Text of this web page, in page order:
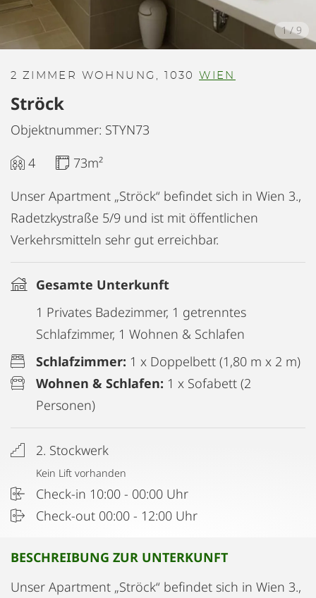
1/9
2 ZIMMER WOHNUNG, 1030 WIEN
Ströck
Objektnummer: STYN73
4
73m²
Unser Apartment „Ströck“ befindet sich in Wien 3.,
Radetzkystraße 5/9 und ist mit öffentlichen
Verkehrsmitteln sehr gut erreichbar.
Gesamte Unterkunft
1 Privates Badezimmer, 1 getrenntes
Schlafzimmer, 1 Wohnen & Schlafen
Schlafzimmer: 1 x Doppelbett (1,80 m x 2 m)
Wohnen & Schlafen: 1 x Sofabett (2
Personen)
2. Stockwerk
Kein Lift vorhanden
Check-in 10:00 - 00:00 Uhr
Check-out 00:00 - 12:00 Uhr
BESCHREIBUNG ZUR UNTERKUNFT
Unser Apartment „Ströck“ befindet sich in Wien 3.,